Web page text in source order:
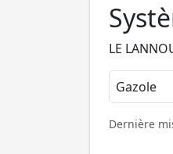
LE
Gazole
Dernière